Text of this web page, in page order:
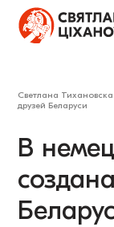
Светлана
друзей Беларуси
В